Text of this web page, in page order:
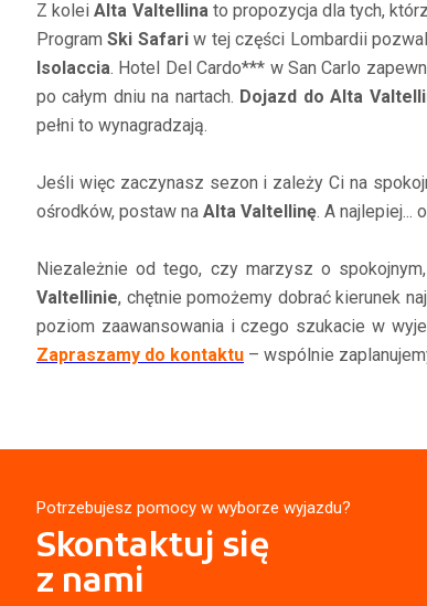
Z koleiAlta Valtellinato propozycja dla tych,
ProgramSki Safariw tej części Lombardii
Isolaccia. Hotel Del Cardo*** w San Carlo
po całym dniu na nartach. Dojazd do Alta
pełni to wynagradzają.
Jeśli więc zaczynasz sezon i zależy Ci na
ośrodków, postaw na Alta Valtellinę. A najlepiej...
Niezależnie od tego, czy marzysz o
Valtellinie, chętnie pomożemy dobrać kierunek
poziom zaawansowania i czego szukacie w
Zapraszamy do kontaktu – wspólnie
Potrzebujesz pomocy w wyborze wyjazdu?
Skontaktuj się
z nami